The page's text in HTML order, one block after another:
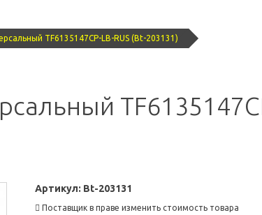
TF6135147CP-LB-RUS (Bt-203131)
Артикул: Bt-203131
Поставщик в праве изменить стоимость товара